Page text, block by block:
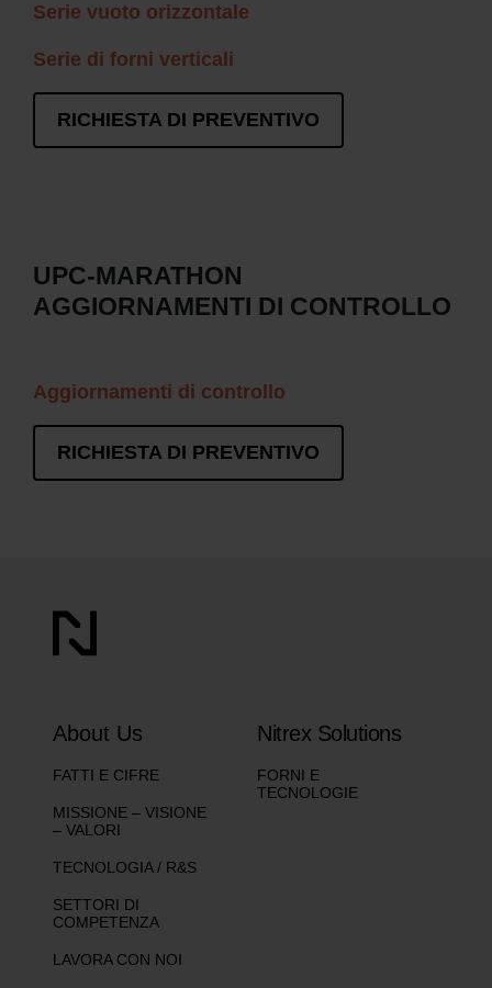
Serie vuoto orizzontale
Serie di forni verticali
RICHIESTA DI PREVENTIVO
UPC-MARATHON
AGGIORNAMENTI DI CONTROLLO
Aggiornamenti di controllo
RICHIESTA DI PREVENTIVO
About Us
FATTI E CIFRE
MISSIONE – VISIONE
– VALORI
TECNOLOGIA / R&S
SETTORI DI
COMPETENZA
LAVORA CON NOI
Nitrex Solutions
FORNI E
TECNOLOGIE